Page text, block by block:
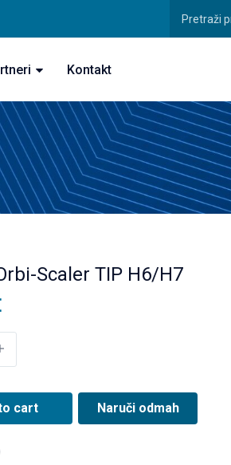
Kontakt
Scaler TIP H6/H7
cart Naruči odmah